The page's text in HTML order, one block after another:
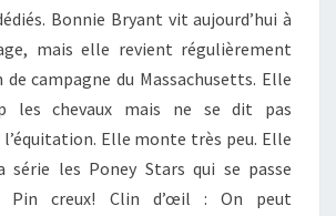
Bonnie Bryant vit aujourd’hui à
mais elle revient régulièrement
de campagne du Massachusetts. Elle
les chevaux mais ne se dit pas
l’équitation. Elle monte très peu. Elle
série les Poney Stars qui se passe
Pin creux! Clin d’œil : On peut